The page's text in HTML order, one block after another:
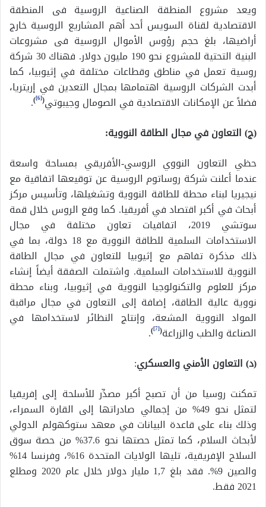
ويعد مشروع المنطقة الصناعية الروسية فى المنطقة
الاقتصادية لقناة السويس أحد أهم المشاريع الروسية خارج
أراضيها، بلغ حجم رؤوس الأموال الروسية فى مشروعات
البنية التحتية للمشروع نحو 190 مليون دولار. فهناك 30 شركة
روسية تعمل في مناطق وقطاعات مختلفة في إثيوبيا، كما
أبدت الشركات الروسية اهتمامها بمجال التعدين في إريتريا،
فضلاً عن الإمكانات الاقتصادية في الصومال وجيبوتي(
[6]
)
.
(ج) التعاون في مجال الطاقة النووية:
حظي التعاون النووي الروسي-الأفريقي بمساحة واسعة
عندما أعلنت شركة روساتوم الروسية عن توقيعها اتفاقية مع
نيجيريا لبناء محطة للطاقة النووية وتشغيلها، وتأسيس مركز
أبحاث في أكبر اقتصاد في أفريقيا. كما وقع الروس خلال قمة
سوتشي 2019، اتفاقيات تعاون مختلفة في مجال
الاستخدامات السلمية للطاقة النووية مع 18 دولة، بما في
ذلك مذكرة تفاهم مع إثيوبيا للتعاون في مجال الطاقة
النووية للاستخدامات السلمية. واشتملت الصفقة أيضاً إنشاء
مركز للعلوم والتكنولوجيا النووية في إثيوبيا، وبناء محطة
نووية عالية الطاقة، إضافة إلى التعاون في مجال مراقبة
المواد النووية المشعة، وإنتاج النظائر لاستخدامها في
الصناعة والطب والزراعة(
[7]
)
.
(د) التعاون الأمني والعسكري:
تمكنت روسيا من أن تصبح أكبر مصدِّر للأسلحة إلى إفريقيا
لتمثل نحو 49% من إجمالي صادراتها إلى القارة السمراء،
وذلك بناء على قاعدة البيانات في معهد ستوكهولم الدولي
لأبحاث السلام، كما تمثل حصتها نحو 37.6% من حصة سوق
السلاح الإفريقية، تليها الولايات المتحدة 16%، وفرنسا 14%
والصين 9%. فقد بلغ 1,7 مليار دولار خلال عام 2020 ومطلع
2021 فقط.